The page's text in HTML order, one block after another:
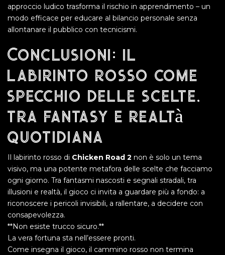
approccio ludico trasforma il rischio in apprendimento – un
modo efficace per educare al bilancio personale senza
allontanare il pubblico con tecnicismi.
Conclusioni: il
labirinto rosso come
specchio delle scelte,
tra fantasy e realtà
quotidiana
Il labirinto rosso di Chicken Road 2 non è solo un tema
visivo, ma una potente metafora delle scelte che facciamo
ogni giorno. Tra fantasmi nascosti e segnali stradali, tra
illusioni e realtà, il gioco ci invita a guardare più a fondo: a
riconoscere i pericoli invisibili, a rallentare, a decidere con
consapevolezza.
**Non esiste trucco sicuro.**
La vera fortuna sta nell’essere pronti.
Come insegna il gioco, il cammino rosso non termina